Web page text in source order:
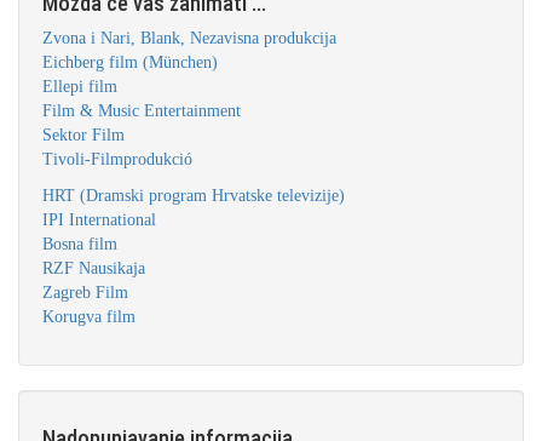
Zvona i Nari, Blank, Nezavisna produkcija
Eichberg film (München)
Ellepi film
Film & Music Entertainment
Sektor Film
Tivoli-Filmprodukció
HRT (Dramski program Hrvatske televizije)
IPI International
Bosna film
RZF Nausikaja
Zagreb Film
Korugva film